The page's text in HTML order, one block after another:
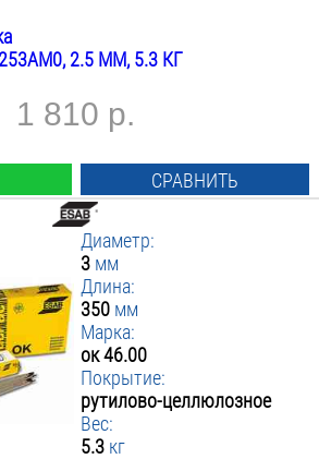
2.5 ММ, 5.3 КГ
1 810 р.
СРАВНИТЬ
Диаметр:
3 мм
Длина:
350 мм
Марка:
ок 46.00
Покрытие:
рутилово-целлюлозное
Вес:
5.3 кг